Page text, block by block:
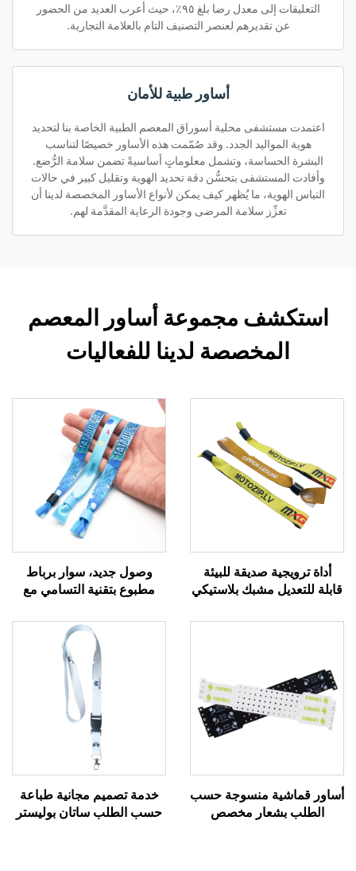
التعليقات إلى معدل رضا بلغ ٩٥٪، حيث أعرب العديد من الحضور
عن تقديرهم لعنصر التصنيف التام بالعلامة التجارية.
أساور طبية للأمان
اعتمدت مستشفى محلية أسوراق المعصم الطبية الخاصة بنا لتحديد
هوية المواليد الجدد. وقد صُمّمت هذه الأساور خصيصًا لتناسب
البشرة الحساسة، وتشمل معلوماتٍ أساسيةً تضمن سلامة الرُّضع.
وأفادت المستشفى بتحسُّن دقة تحديد الهوية وتقليل كبير في حالات
التباس الهوية، ما يُظهر كيف يمكن لأنواع الأساور المخصصة لدينا أن
تعزِّز سلامة المرضى وجودة الرعاية المقدَّمة لهم.
استكشف مجموعة أساور المعصم
المخصصة لدينا للفعاليات
أداة ترويجية صديقة للبيئة
قابلة للتعديل مشبك بلاستيكي
مخصص مهرجان أساور
وصول جديد، سوار برباط
مطبوع بتقنية التسامي مع
والترويج، سوار من حرير
الساتان
أساور قماشية منسوجة حسب
الطلب بشعار مخصص
خدمة تصميم مجانية طباعة
حسب الطلب ساتان بوليستر